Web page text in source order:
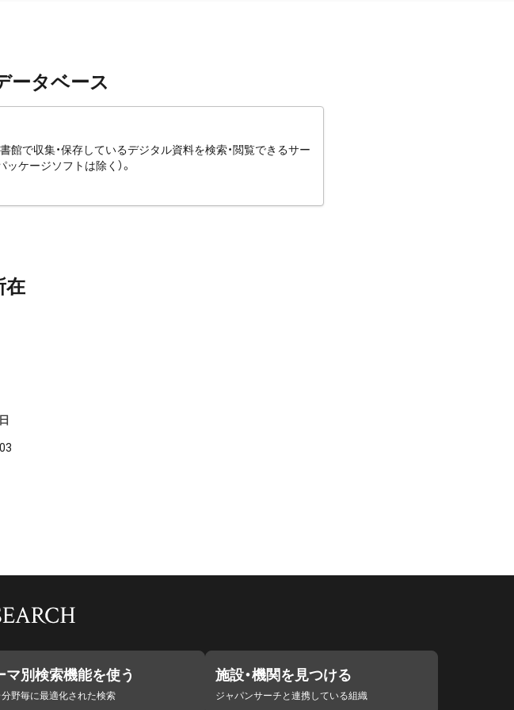
ータベース
館で収集・保存しているデジタル資料を検索・閲覧できるサー
ケージソフトは除く）。
在
マ別検索機能を使う
分野毎に最適化された検索
施設・機関を見つける
ジャパンサーチと連携している組織